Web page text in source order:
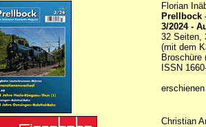
Florian
Prellbock
3/2024 -
32 Seiten,
(mit dem
Broschüre
ISSN
Christian